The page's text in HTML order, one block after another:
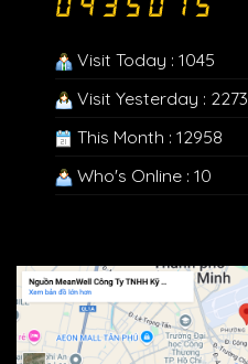
Visit Today : 1045
Visit Yesterday : 2273
This Month : 12958
Who's Online : 10